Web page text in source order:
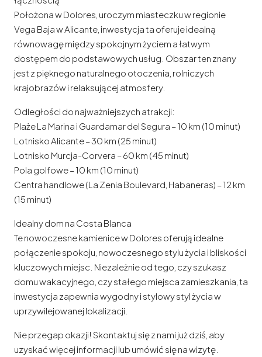
Położona w Dolores, uroczym miasteczku w regionie
Vega Baja w Alicante, inwestycja ta oferuje idealną
równowagę między spokojnym życiem a łatwym
dostępem do podstawowych usług. Obszar ten znany
jest z pięknego naturalnego otoczenia, rolniczych
krajobrazów i relaksującej atmosfery.
Odległości do najważniejszych atrakcji:
Plaże La Marina i Guardamar del Segura – 10 km (10 minut)
Lotnisko Alicante – 30 km (25 minut)
Lotnisko Murcja-Corvera – 60 km (45 minut)
Pola golfowe – 10 km (10 minut)
Centra handlowe (La Zenia Boulevard, Habaneras) – 12 km
(15 minut)
Idealny dom na Costa Blanca
Te nowoczesne kamienice w Dolores oferują idealne
połączenie spokoju, nowoczesnego stylu życia i bliskości
kluczowych miejsc. Niezależnie od tego, czy szukasz
domu wakacyjnego, czy stałego miejsca zamieszkania, ta
inwestycja zapewnia wygodny i stylowy styl życia w
uprzywilejowanej lokalizacji.
Nie przegap okazji! Skontaktuj się z nami już dziś, aby
uzyskać więcej informacji lub umówić się na wizytę.